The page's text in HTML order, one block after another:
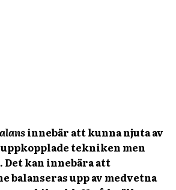
innebär att kunna njuta av
tekniken men
Det kan innebära att
upp av medvetna